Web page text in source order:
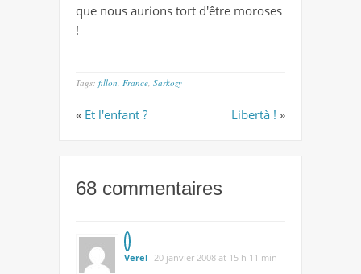
que nous aurions tort d'être moroses
!
Tags: fillon France Sarkozy
« Et l'enfant ? Libertà ! »
68 commentaires
Verel 20 janvier 2008 at 15 h 11 min